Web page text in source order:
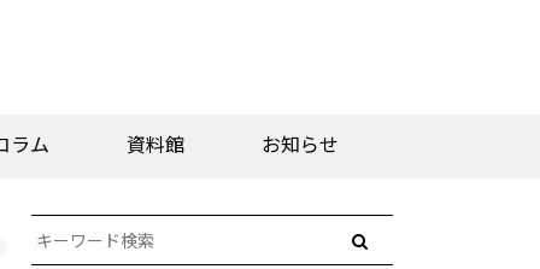
ラム 資料館 お知らせ